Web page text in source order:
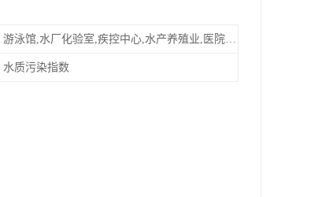
游泳馆,水厂化验室,疾控中心,水产养殖业,医院,食品饮料，纯水制作，海水淡化
水质污染指数